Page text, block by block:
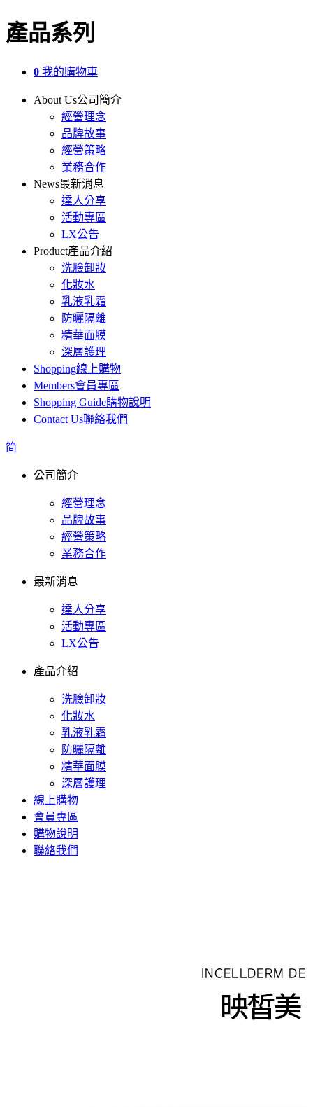
產品系列
0 我的購物車
About Us公司簡介
經營理念
品牌故事
經營策略
業務合作
News最新消息
達人分享
活動專區
LX公告
Product產品介紹
洗臉卸妝
化妝水
乳液乳霜
防曬隔離
精華面膜
深層護理
Shopping線上購物
Members會員專區
Shopping Guide購物說明
Contact Us聯絡我們
简
公司簡介
經營理念
品牌故事
經營策略
業務合作
最新消息
達人分享
活動專區
LX公告
產品介紹
洗臉卸妝
化妝水
乳液乳霜
防曬隔離
精華面膜
深層護理
線上購物
會員專區
購物說明
聯絡我們